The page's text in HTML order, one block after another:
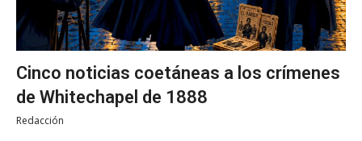
Cinco noticias coetáneas a los crímenes
de Whitechapel de 1888
Redacción